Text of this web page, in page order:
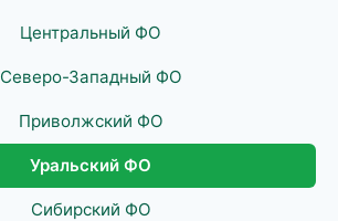
Центральный ФО
Северо-Западный ФО
Приволжский ФО
Уральский ФО
Сибирский ФО